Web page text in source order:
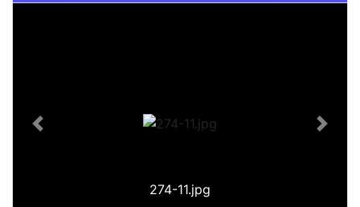
274-11.jpg
Previous Next